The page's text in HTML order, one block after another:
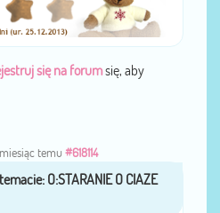
się na forumsię, aby
temu #618114
Mirella